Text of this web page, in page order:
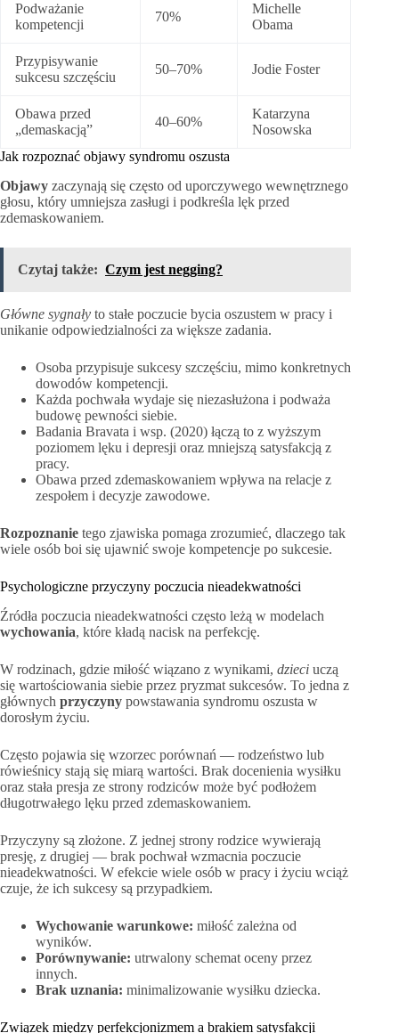
Podważanie
kompetencji
70%
Michelle
Obama
Przypisywanie
sukcesu szczęściu
50–70% Jodie Foster
Obawa przed
„demaskacją”
40–60%
Katarzyna
Nosowska
Jak rozpoznać objawy syndromu oszusta
Objawy zaczynają się często od uporczywego wewnętrznego
głosu, który umniejsza zasługi i podkreśla lęk przed
zdemaskowaniem.
Czytaj także: Czym jest negging?
Główne sygnały to stałe poczucie bycia oszustem w pracy i
unikanie odpowiedzialności za większe zadania.
Osoba przypisuje sukcesy szczęściu, mimo konkretnych
dowodów kompetencji.
Każda pochwała wydaje się niezasłużona i podważa
budowę pewności siebie.
Badania Bravata i wsp. (2020) łączą to z wyższym
poziomem lęku i depresji oraz mniejszą satysfakcją z
pracy.
Obawa przed zdemaskowaniem wpływa na relacje z
zespołem i decyzje zawodowe.
Rozpoznanie tego zjawiska pomaga zrozumieć, dlaczego tak
wiele osób boi się ujawnić swoje kompetencje po sukcesie.
Psychologiczne przyczyny poczucia nieadekwatności
Źródła poczucia nieadekwatności często leżą w modelach
wychowania, które kładą nacisk na perfekcję.
W rodzinach, gdzie miłość wiązano z wynikami, dzieci uczą
się wartościowania siebie przez pryzmat sukcesów. To jedna z
głównych przyczyny powstawania syndromu oszusta w
dorosłym życiu.
Często pojawia się wzorzec porównań — rodzeństwo lub
rówieśnicy stają się miarą wartości. Brak docenienia wysiłku
oraz stała presja ze strony rodziców może być podłożem
długotrwałego lęku przed zdemaskowaniem.
Przyczyny są złożone. Z jednej strony rodzice wywierają
presję, z drugiej — brak pochwał wzmacnia poczucie
nieadekwatności. W efekcie wiele osób w pracy i życiu wciąż
czuje, że ich sukcesy są przypadkiem.
Wychowanie warunkowe: miłość zależna od
wyników.
Porównywanie: utrwalony schemat oceny przez
innych.
Brak uznania: minimalizowanie wysiłku dziecka.
Związek między perfekcjonizmem a brakiem satysfakcji